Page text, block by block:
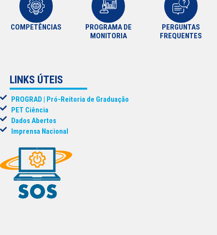
COMPETÊNCIAS
PROGRAMA DE
MONITORIA
PERGUNTAS
FREQUENTES
LINKS ÚTEIS
PROGRAD | Pró-Reitoria de Graduação
PET Ciência
Dados Abertos
Imprensa Nacional